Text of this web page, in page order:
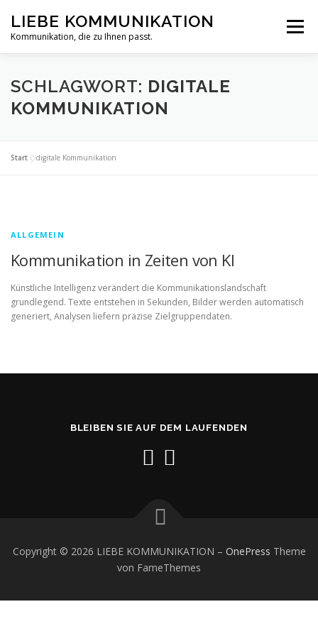
springen
LIEBE KOMMUNIKATION
Kommunikation, die zu Ihnen passt.
Menü
HOME ÜBER MICH ANGEBOT
SCHLAGWORT: DIGITALE
KOMMUNIKATION
Start »digitale Kommunikation
ALLGEMEIN
Kommunikation in Zeiten von KI
Künstliche Intelligenz verändert die Kommunikationslandschaft
grundlegend. Texte entstehen in Sekunden, Bilder werden automatisch
generiert, Analysen liefern präzise Zielgruppendaten.
BLEIBEN SIE AUF DEM LAUFENDEN
Copyright © 2026 LIEBE KOMMUNIKATION – OnePress Theme
von FameThemes